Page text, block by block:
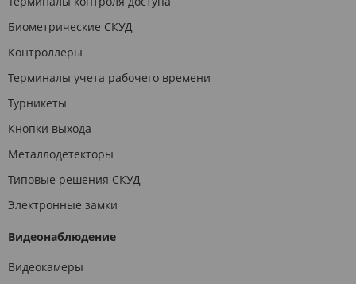
Биометрические СКУД
Контроллеры
Терминалы учета рабочего времени
Турникеты
Кнопки выхода
Металлодетекторы
Типовые решения СКУД
Электронные замки
Видеонаблюдение
Видеокамеры